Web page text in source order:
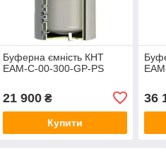
Буферна ємність КНТ
ЕАМ-C-00-300-GP-PS
21 900₴
Купити
36